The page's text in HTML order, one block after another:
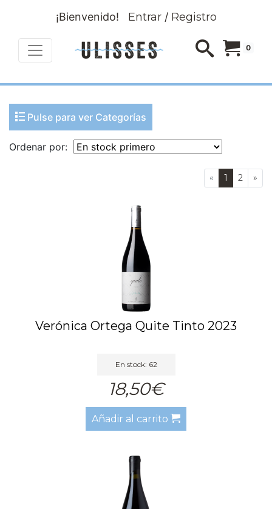
¡Bienvenido! Entrar/ Registro
0
Pulse para ver Categorías
Ordenar por:
« 1 2 »
Verónica Ortega Quite Tinto 2023
En stock: 62
18,50€
Añadir al carrito